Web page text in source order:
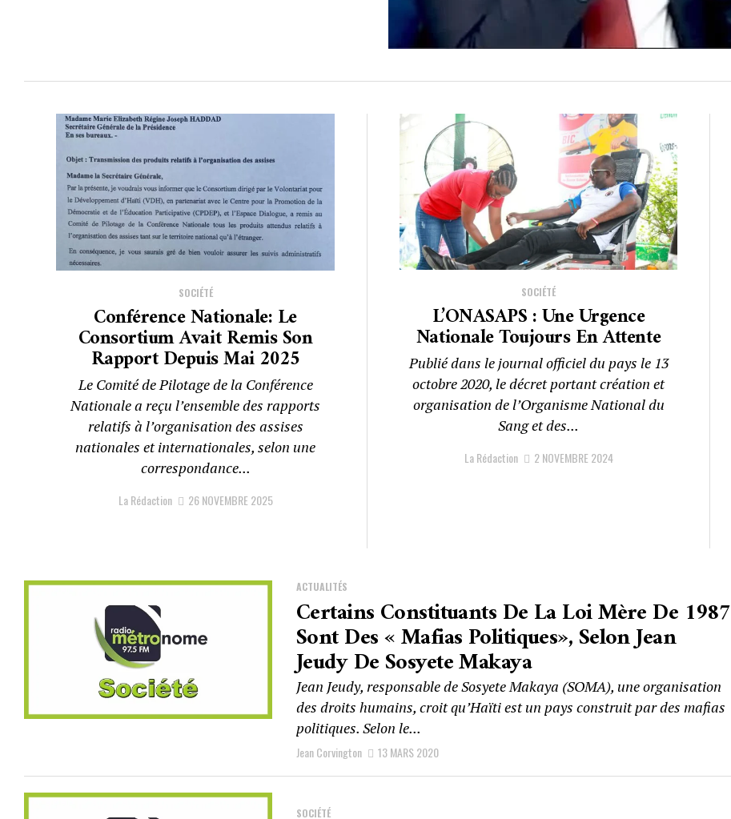
SOCIÉTÉ
Conférence Nationale: Le
Consortium Avait Remis Son
Rapport Depuis Mai 2025
Le Comité de Pilotage de la Conférence
Nationale a reçu l’ensemble des rapports
relatifs à l’organisation des assises
nationales et internationales, selon une
correspondance...
La Rédaction 26 NOVEMBRE 2025
SOCIÉTÉ
L’ONASAPS : Une Urgence
Nationale Toujours En Attente
Publié dans le journal officiel du pays le 13
octobre 2020, le décret portant création et
organisation de l’Organisme National du
Sang et des...
La Rédaction 2 NOVEMBRE 2024
ACTUALITÉS
Certains Constituants De La Loi Mère De 1987
Sont Des « Mafias Politiques», Selon Jean
Jeudy De Sosyete Makaya
Jean Jeudy, responsable de Sosyete Makaya (SOMA), une organisation
des droits humains, croit qu’Haïti est un pays construit par des mafias
politiques. Selon le...
Jean Corvington 13 MARS 2020
SOCIÉTÉ